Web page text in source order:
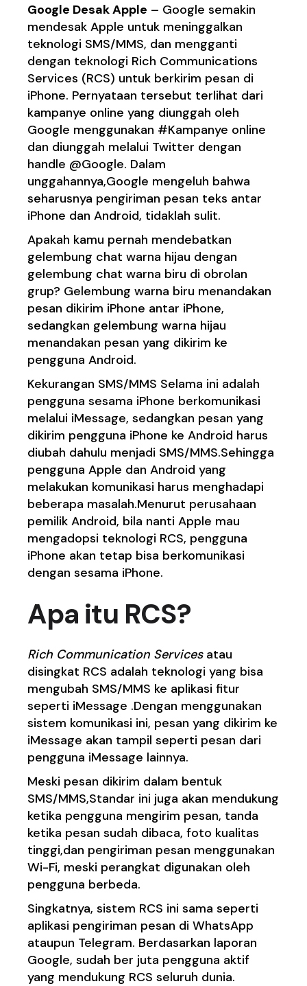
Google Desak Apple – Google semakin
mendesak Apple untuk meninggalkan
teknologi SMS/MMS, dan mengganti
dengan teknologi Rich Communications
Services (RCS) untuk berkirim pesan di
iPhone. Pernyataan tersebut terlihat dari
kampanye online yang diunggah oleh
Google menggunakan #Kampanye online
dan diunggah melalui Twitter dengan
handle @Google. Dalam
unggahannya,Google mengeluh bahwa
seharusnya pengiriman pesan teks antar
iPhone dan Android, tidaklah sulit.
Apakah kamu pernah mendebatkan
gelembung chat warna hijau dengan
gelembung chat warna biru di obrolan
grup? Gelembung warna biru menandakan
pesan dikirim iPhone antar iPhone,
sedangkan gelembung warna hijau
menandakan pesan yang dikirim ke
pengguna Android.
Kekurangan SMS/MMS Selama ini adalah
pengguna sesama iPhone berkomunikasi
melalui iMessage, sedangkan pesan yang
dikirim pengguna iPhone ke Android harus
diubah dahulu menjadi SMS/MMS.Sehingga
pengguna Apple dan Android yang
melakukan komunikasi harus menghadapi
beberapa masalah.Menurut perusahaan
pemilik Android, bila nanti Apple mau
mengadopsi teknologi RCS, pengguna
iPhone akan tetap bisa berkomunikasi
dengan sesama iPhone.
Apa itu RCS?
Rich Communication Servicesatau
disingkat RCS adalah teknologi yang bisa
mengubah SMS/MMS ke aplikasi fitur
seperti iMessage .Dengan menggunakan
sistem komunikasi ini, pesan yang dikirim ke
iMessage akan tampil seperti pesan dari
pengguna iMessage lainnya.
Meski pesan dikirim dalam bentuk
SMS/MMS,Standar ini juga akan mendukung
ketika pengguna mengirim pesan, tanda
ketika pesan sudah dibaca, foto kualitas
tinggi,dan pengiriman pesan menggunakan
Wi-Fi, meski perangkat digunakan oleh
pengguna berbeda.
Singkatnya, sistem RCS ini sama seperti
aplikasi pengiriman pesan di WhatsApp
ataupun Telegram. Berdasarkan laporan
Google, sudah ber juta pengguna aktif
yang mendukung RCS seluruh dunia.